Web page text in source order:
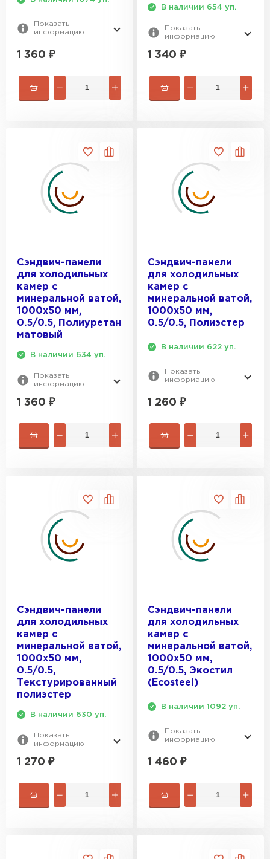
Показать
информацию
1 360 ₽
В наличии 654 уп.
Показать
информацию
1 340 ₽
Сэндвич-панели
для холодильных
камер с
минеральной ватой,
1000х50 мм,
0.5/0.5, Полиуретан
матовый
В наличии 634 уп.
Показать
информацию
1 360 ₽
Сэндвич-панели
для холодильных
камер с
минеральной ватой,
1000х50 мм,
0.5/0.5, Полиэстер
В наличии 622 уп.
Показать
информацию
1 260 ₽
Сэндвич-панели
для холодильных
камер с
минеральной ватой,
1000х50 мм,
0.5/0.5,
Текстурированный
полиэстер
В наличии 630 уп.
Показать
информацию
1 270 ₽
Сэндвич-панели
для холодильных
камер с
минеральной ватой,
1000х50 мм,
0.5/0.5, Экостил
(Ecosteel)
В наличии 1092 уп.
Показать
информацию
1 460 ₽